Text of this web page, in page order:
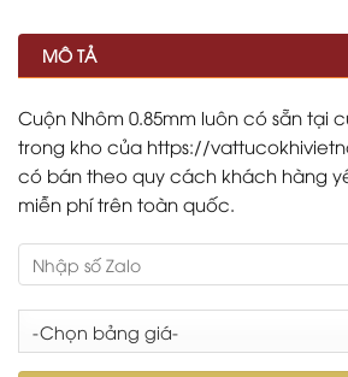
MÔ TẢ
Cuộn Nhôm 0.85mm luôn có sẵn tại
trong kho của https://
có bán theo quy cách khách hàng
miễn phí trên toàn quốc.